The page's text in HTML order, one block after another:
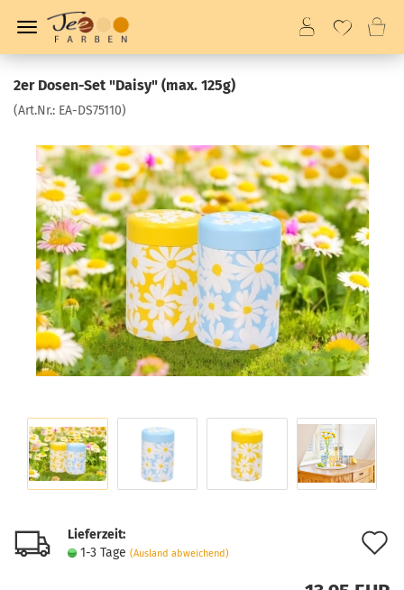
2er Dosen-Set "Daisy" (max. 125g)
(Art.Nr.: EA-DS75110)
Lieferzeit:
1-3 Tage (Ausland abweichend)